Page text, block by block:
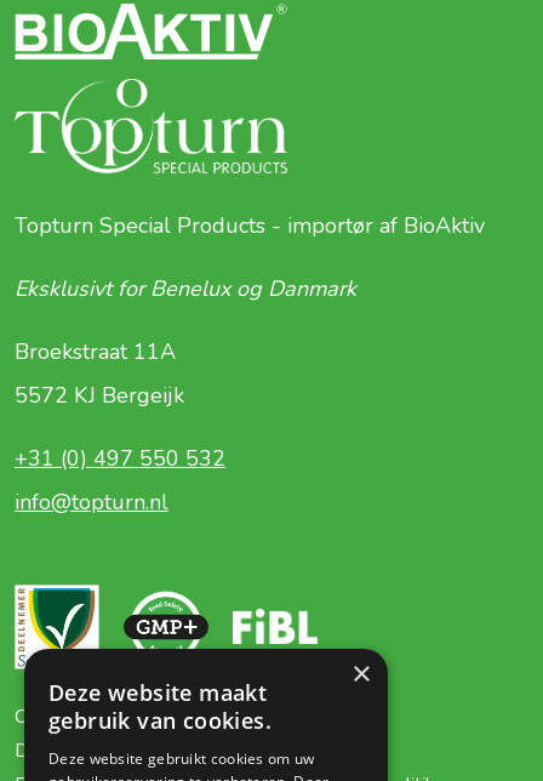
Topturn Special Products - importør af BioAktiv
Eksklusivt for Benelux og Danmark
Broekstraat 11A
5572 KJ Bergeijk
+31 (0) 497 550 532
info@topturn.nl
Om os
Dyr
Kontakt
×
Deze website maakt
gebruik van cookies.
Deze website gebruikt cookies om uw